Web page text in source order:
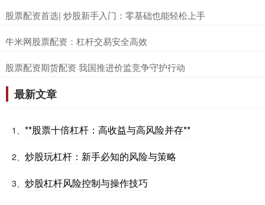
​股票配资首选| 炒股新手入门：零基础也能轻松上手
​牛米网股票配资：杠杆交易安全高效
​股票配资期货配资 我国推进价监竞争守护行动
最新文章
1、 **股票十倍杠杆：高收益与高风险并存**
2、 炒股玩杠杆：新手必知的风险与策略
3、 炒股杠杆风险控制与操作技巧